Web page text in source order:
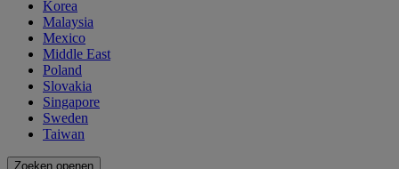
Korea
Malaysia
Mexico
Middle East
Poland
Slovakia
Singapore
Sweden
Taiwan
Zoeken openen